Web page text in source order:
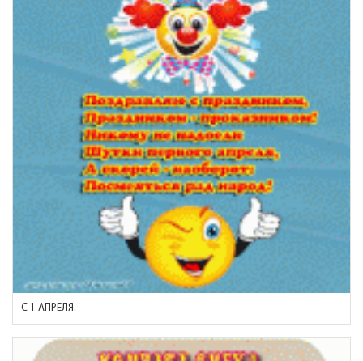
С 1 АПРЕЛЯ.